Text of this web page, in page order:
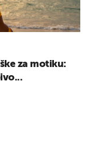
za motiku: